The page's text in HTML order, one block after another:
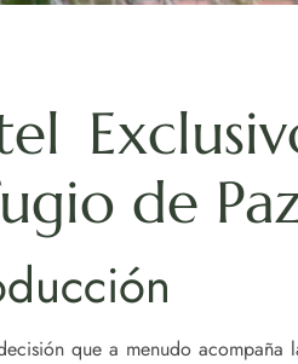
de
que a menudo